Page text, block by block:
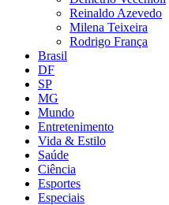
Reinaldo Azevedo
Milena Teixeira
Rodrigo França
Brasil
DF
SP
MG
Mundo
Entretenimento
Vida & Estilo
Saúde
Ciência
Esportes
Especiais